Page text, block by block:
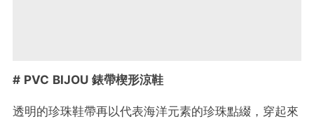
# PVC BIJOU 錶帶楔形涼鞋
透明的珍珠鞋帶再以代表海洋元素的珍珠點綴，穿起來